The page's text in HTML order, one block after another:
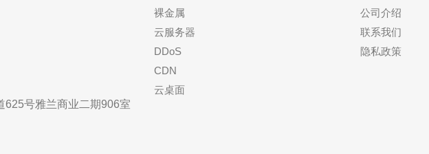
625号雅兰商业二期906室
裸金属
云服务器
DDoS
CDN
云桌面
公司介绍
联系我们
隐私政策